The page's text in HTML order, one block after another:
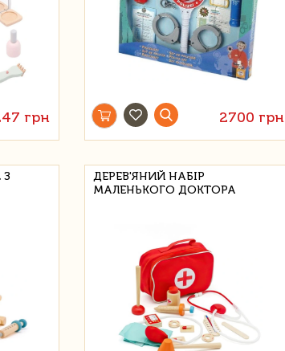
грн 2700 грн
З
ДЕРЕВ'ЯНИЙ НАБІР
МАЛЕНЬКОГО ДОКТОРА